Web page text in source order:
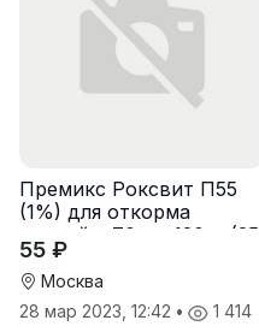
Премикс Роксвит П55
(1%) для откорма
свиней с 70 до 120кг (25
кг)
55 ₽
Москва
28 мар 2023, 12:42 • 1 414